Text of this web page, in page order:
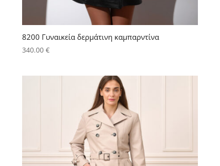
8200 Γυναικεία δερμάτινη καμπαρντίνα
340.00 €